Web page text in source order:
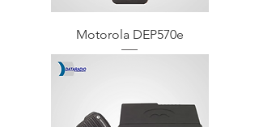
Motorola DEP570e